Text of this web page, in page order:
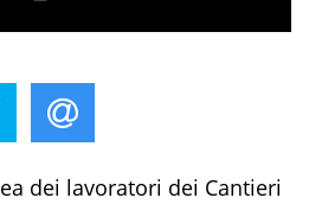
dei lavoratori dei Cantieri